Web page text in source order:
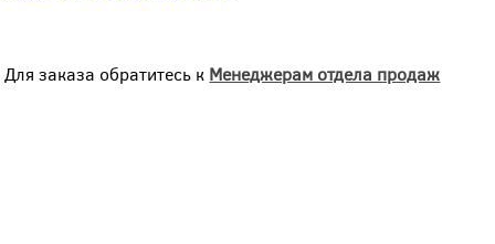
Для заказа обратитесь к Менеджерам отдела продаж